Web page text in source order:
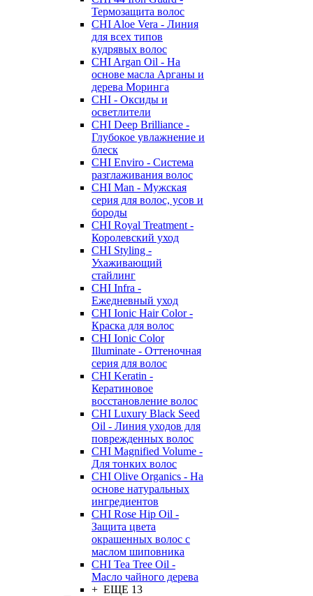
Термозащита волос
CHI Aloe Vera - Линия
для всех типов
кудрявых волос
CHI Argan Oil - На
основе масла Арганы и
дерева Моринга
CHI - Оксиды и
осветлители
CHI Deep Brilliance -
Глубокое увлажнение и
блеск
CHI Enviro - Система
разглаживания волос
CHI Man - Мужская
серия для волос, усов и
бороды
CHI Royal Treatment -
Королевский уход
CHI Styling -
Ухаживающий
стайлинг
CHI Infra -
Ежедневный уход
CHI Ionic Hair Color -
Краска для волос
CHI Ionic Color
Illuminate - Оттеночная
серия для волос
CHI Keratin -
Кератиновое
восстановление волос
CHI Luxury Black Seed
Oil - Линия уходов для
поврежденных волос
CHI Magnified Volume -
Для тонких волос
CHI Olive Organics - На
основе натуральных
ингредиентов
CHI Rose Hip Oil -
Защита цвета
окрашенных волос с
маслом шиповника
CHI Tea Tree Oil -
Масло чайного дерева
+ ЕЩЕ 13